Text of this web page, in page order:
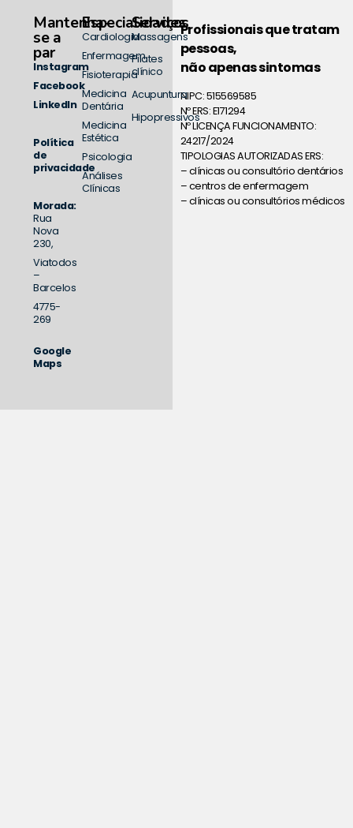
Profissionais que tratam
pessoas,
não apenas sintomas
NIPC: 515569585
Nº ERS: E171294
Nº LICENÇA FUNCIONAMENTO:
24217/2024
TIPOLOGIAS AUTORIZADAS ERS:
– clínicas ou consultório dentários
– centros de enfermagem
– clínicas ou consultórios médicos
Mantenha-
se a
par
Instagram
Facebook
LinkedIn
Política
de
privacidade
Morada:
Rua
Nova
230,
Viatodos
–
Barcelos
4775-
269
Google
Maps
Especialidades
Cardiologia
Enfermagem
Fisioterapia
Medicina
Dentária
Medicina
Estética
Psicologia
Análises
Clínicas
Serviços
Massagens
Pilates
clínico
Acupuntura
Hipopressivos